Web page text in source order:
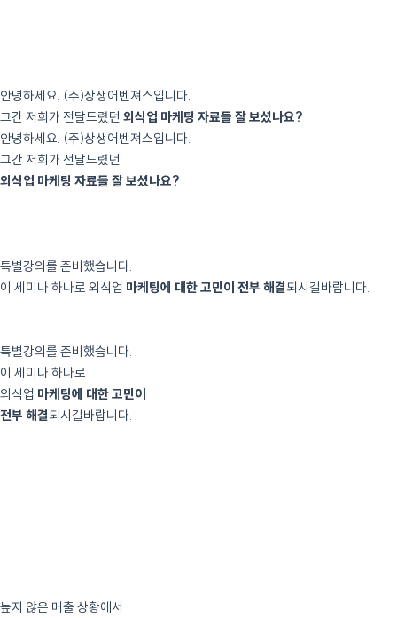
안녕하세요. (주)상생어벤져스입니다.
그간 저희가 전달드렸던 외식업 마케팅 자료들 잘 보셨나요?
안녕하세요. (주)상생어벤져스입니다.
그간 저희가 전달드렸던
외식업 마케팅 자료들 잘 보셨나요?
특별강의를 준비했습니다.
이 세미나 하나로 외식업 마케팅에 대한 고민이 전부 해결되시길바랍니다.
특별강의를 준비했습니다.
이 세미나 하나로
외식업 마케팅에 대한 고민이
전부 해결되시길바랍니다.
높지 않은 매출 상황에서